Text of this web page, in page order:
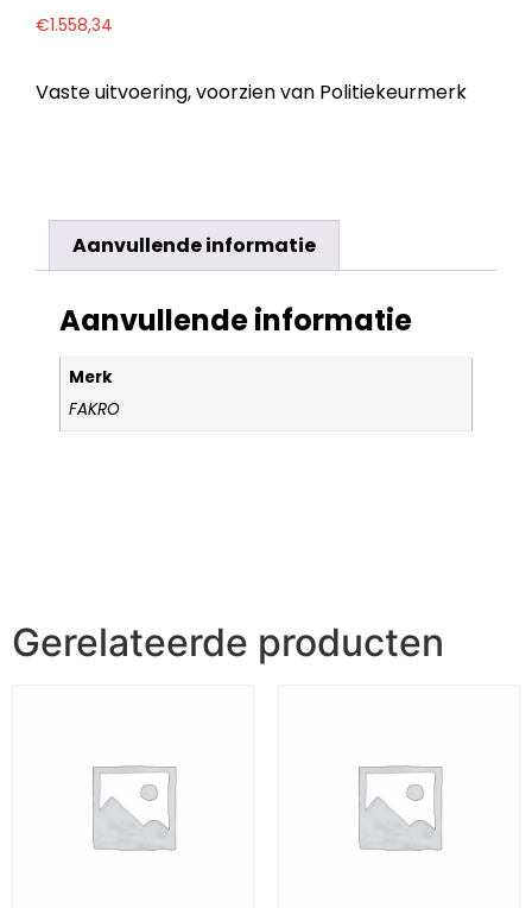
€1.558,34
Vaste uitvoering, voorzien van Politiekeurmerk
Aanvullende informatie
Aanvullende informatie
Merk
FAKRO
Gerelateerde producten